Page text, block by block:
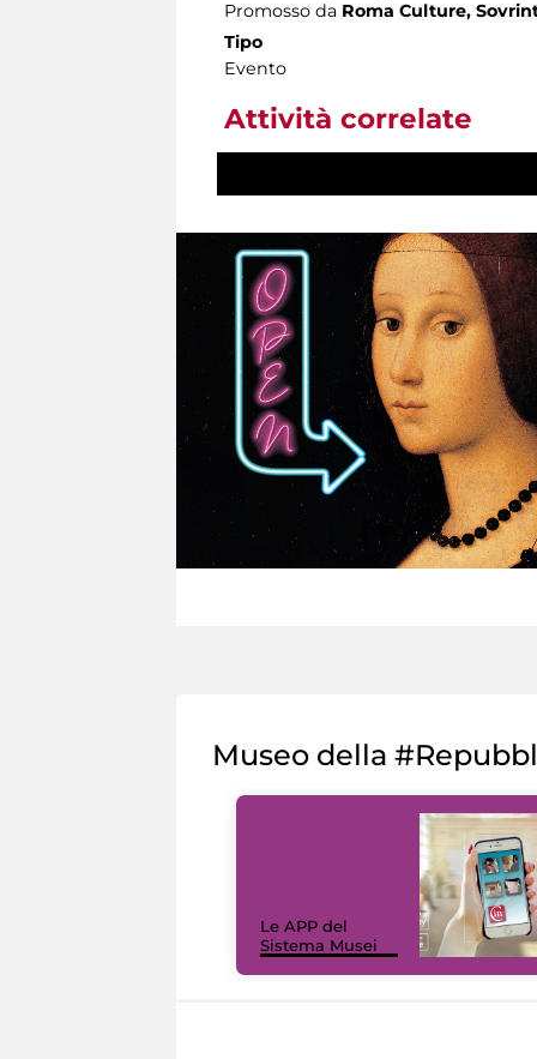
Promosso da Roma Culture,
Tipo
Evento
Attività correlate
Museo della
Le APP del
Sistema Musei